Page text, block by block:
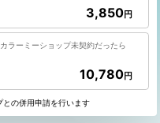
3,850円
ラーミーショップ未契約だったら
10,780円
の併用申請を行います